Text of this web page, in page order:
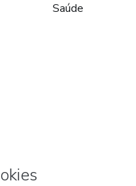
Saúde